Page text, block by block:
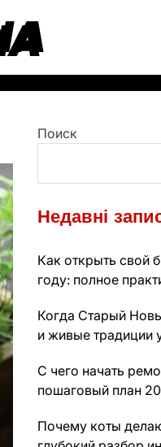
Поиск
Недавні
Как открыть свой
году: полное
Когда Старый
и живые традиции
С чего начать
пошаговый план
Почему коты